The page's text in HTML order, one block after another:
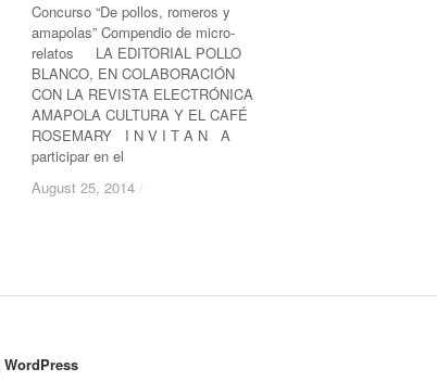
Concurso “De pollos, romeros y
amapolas” Compendio de micro-
relatos LA EDITORIAL POLLO
BLANCO, EN COLABORACIÓN
CON LA REVISTA ELECTRÓNICA
AMAPOLA CULTURA Y EL CAFÉ
ROSEMARY I N V I T A N A
participar en el
August 25, 2014 /
August 25, 2014 /
WordPress